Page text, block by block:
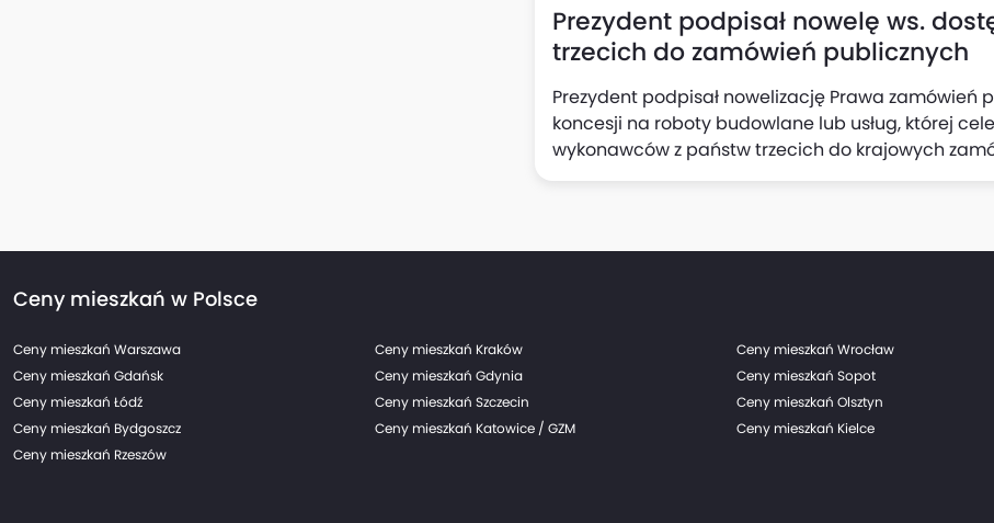
Prezydent podpisał nowelę ws.
trzecich do zamówień publicznych
Prezydent podpisał nowelizację Prawa zamówień
koncesji na roboty budowlane lub usług, której
wykonawców z państw trzecich do krajowych
Prezydenta.
Ceny mieszkań w Polsce
Ceny mieszkań Warszawa Ceny mieszkań Kraków Ceny mieszkań Wrocław
Ceny mieszkań Gdańsk
Ceny mieszkań Gdynia Ceny mieszkań Sopot
Ceny mieszkań Łódź
Ceny mieszkań Szczecin Ceny mieszkań Olsztyn
Ceny mieszkań Bydgoszcz
Ceny mieszkań Katowice / GZM Ceny mieszkań Kielce
Ceny mieszkań Rzeszów